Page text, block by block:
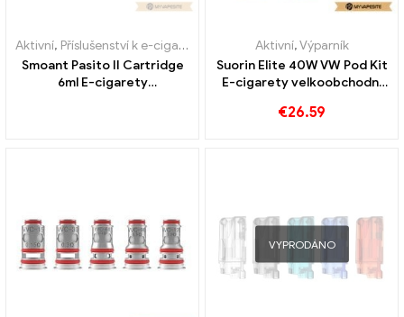
Aktivní, Příslušenství k e-cigaretám
Výparník
Smoant Pasito II Cartridge
6ml E-cigarety
Aktivní,Výparník
Suorin Elite 40W VW Pod Kit
E-cigarety velkoobchodní
€26.59
VYPRODÁNO